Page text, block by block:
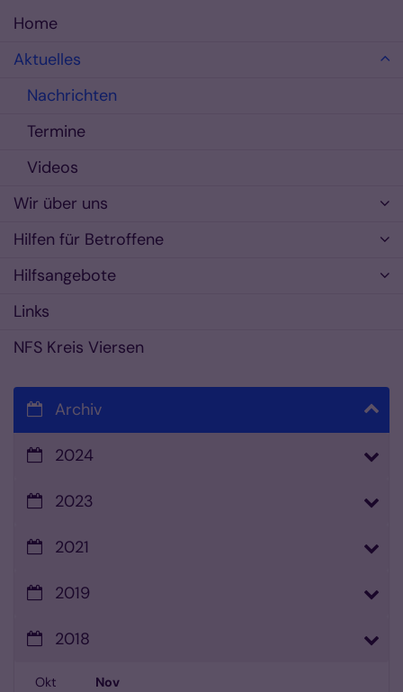
Home
Aktuelles
Nachrichten
Termine
Videos
Wir über uns
Hilfen für Betroffene
Hilfsangebote
Links
NFS Kreis Viersen
Archiv
2024
2023
2021
2019
2018
Okt Nov